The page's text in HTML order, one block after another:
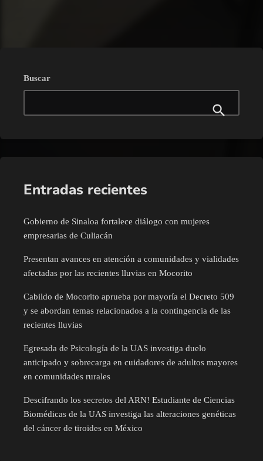
Buscar
Entradas recientes
Gobierno de Sinaloa fortalece diálogo con mujeres
empresarias de Culiacán
Presentan avances en atención a comunidades y vialidades
afectadas por las recientes lluvias en Mocorito
Cabildo de Mocorito aprueba por mayoría el Decreto 509
y se abordan temas relacionados a la contingencia de las
recientes lluvias
Egresada de Psicología de la UAS investiga duelo
anticipado y sobrecarga en cuidadores de adultos mayores
en comunidades rurales
Descifrando los secretos del ARN! Estudiante de Ciencias
Biomédicas de la UAS investiga las alteraciones genéticas
del cáncer de tiroides en México